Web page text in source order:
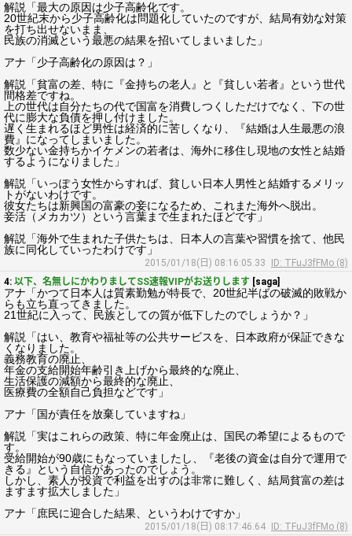
解説「最大の原因は少子高齢化です。
20世紀末から少子高齢化は問題化していたのですが、結局有効な対策
を打ち出せないまま、
民族の消滅という最悪の結果を招いてしまいました」
アナ「少子高齢化の原因は？」
解説「貧富の差、特に『金持ちの老人』と『貧しい若者』という世代
間格差ですね。
上の世代は自分たちの代で国富を消費しつくしただけでなく、下の世
代に膨大な負債を押し付けました。
遅く生まれるほど男性は経済的に苦しくなり、『結婚は人生最悪の浪
費』になってしまいました。
数少ない金持ちかイケメンの若者は、海外に移住し現地の女性と結婚
するようになりました」
解説「いっぽう女性からすれば、貧しい日本人男性と結婚するメリッ
トがないわけです。
彼女たちは新興国の富豪の妾になるため、これまた海外へ脱出。
妾活（メカカツ）という言葉まで生まれたほどです」
解説「海外で生まれた子供たちは、日本人の言葉や習慣を捨て、他民
族に同化していったわけです」
2015/01/18(日) 08:16:05.33
ID: TFuJ3fFMo (8)
4: 以下、名無しにかわりましてSS速報VIPがお送りします [saga]
アナ「かつて日本人は質素勤勉が特長で、20世紀半ばの破滅的敗戦か
らも立ち直ってきました。
21世紀に入って、民族としての質が低下したのでしょうか？」
解説「はい、教育や福祉等の公共サービスを、日本政府が保証できな
くなりました。
義務教育の廃止、
年金の支給開始年齢引き上げから最終的な廃止、
生活保護の減額から最終的な廃止、
医療費の全額自己負担などです」
アナ「国が責任を放棄していますね」
解説「実はこれらの政策、特に年金廃止は、国民の希望によるもので
す。
受給開始が90歳にもなっていましたし、『老後の資金は自分で運用で
きる』という自信があったのでしょう。
しかし、素人が投資で利益を出すのは非常に難しく、結局貧富の差は
ますます拡大しました」
アナ「庶民に迎合した結果、というわけですか」
2015/01/18(日) 08:17:46.64
ID: TFuJ3fFMo (8)